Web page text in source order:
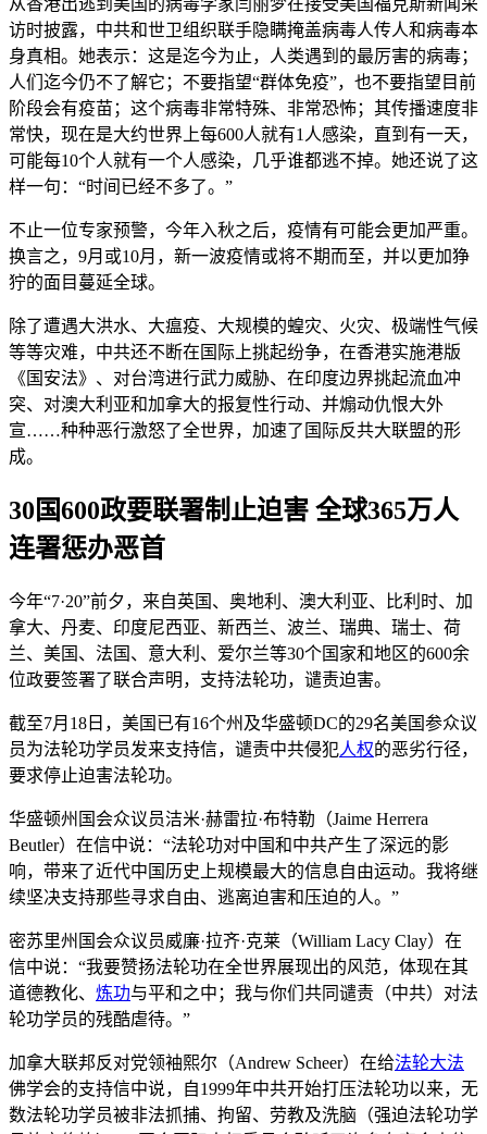
访时披露，中共和世卫组织联手隐瞒掩盖病毒人传人和病毒本
身真相。她表示：这是迄今为止，人类遇到的最厉害的病毒；
人们迄今仍不了解它；不要指望“群体免疫”，也不要指望目前
阶段会有疫苗；这个病毒非常特殊、非常恐怖；其传播速度非
常快，现在是大约世界上每600人就有1人感染，直到有一天，
可能每10个人就有一个人感染，几乎谁都逃不掉。她还说了这
样一句：“时间已经不多了。”
不止一位专家预警，今年入秋之后，疫情有可能会更加严重。
换言之，9月或10月，新一波疫情或将不期而至，并以更加狰
狞的面目蔓延全球。
除了遭遇大洪水、大瘟疫、大规模的蝗灾、火灾、极端性气候
等等灾难，中共还不断在国际上挑起纷争，在香港实施港版
《国安法》、对台湾进行武力威胁、在印度边界挑起流血冲
突、对澳大利亚和加拿大的报复性行动、并煽动仇恨大外
宣……种种恶行激怒了全世界，加速了国际反共大联盟的形
成。
30国600政要联署制止迫害 全球365万人
连署惩办恶首
今年“7·20”前夕，来自英国、奥地利、澳大利亚、比利时、加
拿大、丹麦、印度尼西亚、新西兰、波兰、瑞典、瑞士、荷
兰、美国、法国、意大利、爱尔兰等30个国家和地区的600余
位政要签署了联合声明，支持法轮功，谴责迫害。
截至7月18日，美国已有16个州及华盛顿DC的29名美国参众议
员为法轮功学员发来支持信，谴责中共侵犯人权的恶劣行径，
要求停止迫害法轮功。
华盛顿州国会众议员洁米·赫雷拉·布特勒（Jaime Herrera
Beutler）在信中说：“法轮功对中国和中共产生了深远的影
响，带来了近代中国历史上规模最大的信息自由运动。我将继
续坚决支持那些寻求自由、逃离迫害和压迫的人。”
密苏里州国会众议员威廉·拉齐·克莱（William Lacy Clay）在
信中说：“我要赞扬法轮功在全世界展现出的风范，体现在其
道德教化、 炼功与平和之中；我与你们共同谴责（中共）对法
轮功学员的残酷虐待。”
加拿大联邦反对党领袖熙尔（Andrew Scheer）在给法轮大法
佛学会的支持信中说，自1999年中共开始打压法轮功以来，无
数法轮功学员被非法抓捕、拘留、劳教及洗脑（强迫法轮功学